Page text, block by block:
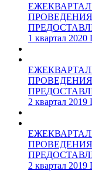
1 квартал
2 квартал
2 квартал